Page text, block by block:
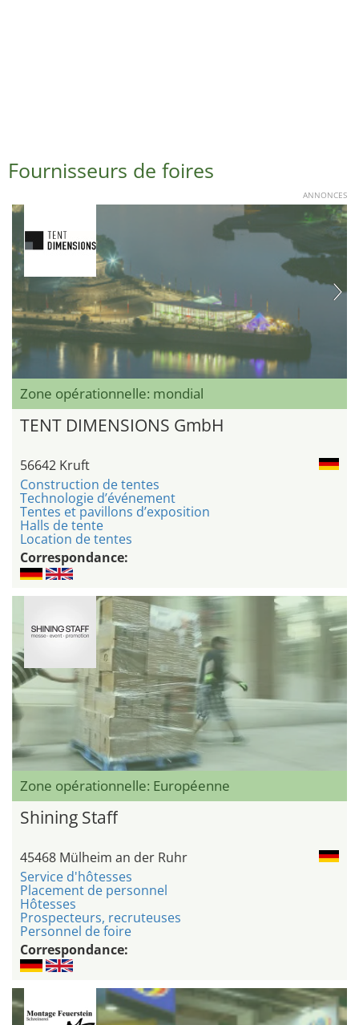
Fournisseurs de foires
ANNONCES
Zone opérationnelle: mondial
TENT DIMENSIONS GmbH
56642 Kruft
Construction de tentes
Technologie d’événement
Tentes et pavillons d’exposition
Halls de tente
Location de tentes
Correspondance:
Zone opérationnelle: Européenne
Shining Staff
45468 Mülheim an der Ruhr
Service d'hôtesses
Placement de personnel
Hôtesses
Prospecteurs, recruteuses
Personnel de foire
Correspondance: